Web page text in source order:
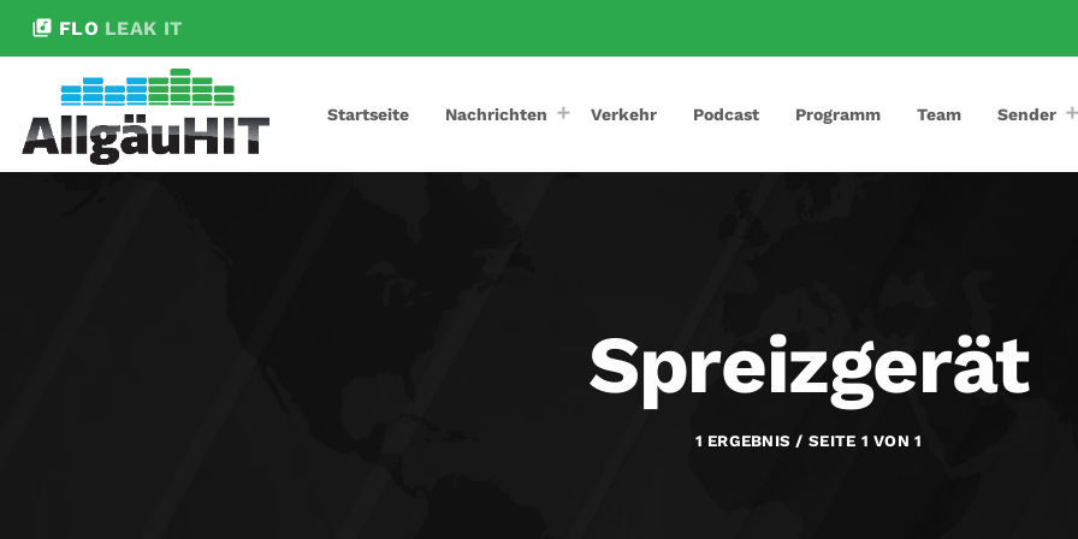
library_music FLO LEAK IT
Startseite Nachrichten Verkehr Podcast Programm Team Sender
Spreizgerät
1 ERGEBNIS / SEITE 1 VON 1